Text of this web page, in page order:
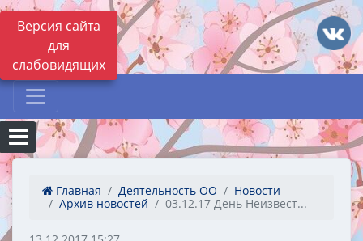
Версия сайта
для
слабовидящих
Главная Деятельность ОО
Новости
Архив новостей
03.12.17 День Неизвест...